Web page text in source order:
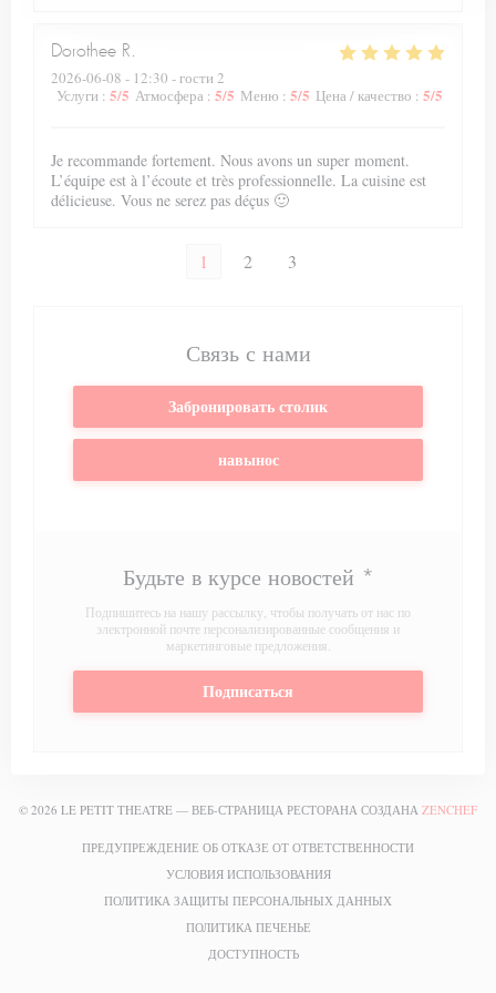
Dorothee R
2026-06-08 - 12:30 - гости 2
Услуги : 5/5 Атмосфера : 5/5 Меню : 5/5 Цена / качество : 5/5
Je recommande fortement. Nous avons un super moment.
L’équipe est à l’écoute et très professionnelle. La cuisine est
délicieuse. Vous ne serez pas déçus 🙂
1 2 3
Связь с нами
Забронировать столик
навынос
Будьте в курсе новостей *
Подпишитесь на нашу рассылку, чтобы получать от нас по
электронной почте персонализированные сообщения и
маркетинговые предложения.
Подписаться
© 2026 LE PETIT THEATRE — ВЕБ-СТРАНИЦА РЕСТОРАНА СОЗДАНА ZENCHEF
ПРЕДУПРЕЖДЕНИЕ ОБ ОТКАЗЕ ОТ ОТВЕТСТВЕННОСТИ
УСЛОВИЯ ИСПОЛЬЗОВАНИЯ((ОТКРЫВАЕТСЯ В НОВОМ
ПОЛИТИКА ЗАЩИТЫ ПЕРСОНАЛЬНЫХ ДАННЫХ
ПОЛИТИКА ПЕЧЕНЬЕ((ОТКРЫВАЕТСЯ В НОВОМ
ДОСТУПНОСТЬ((ОТКРЫВАЕТСЯ В НОВОМ